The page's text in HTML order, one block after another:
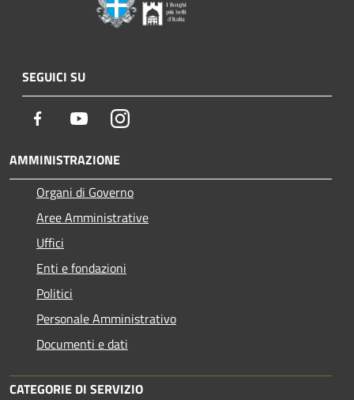
SEGUICI SU
Facebook YoutubeInstagram
AMMINISTRAZIONE
Organi di Governo
Aree Amministrative
Uffici
Enti e fondazioni
Politici
Personale Amministrativo
Documenti e dati
CATEGORIE DI SERVIZIO